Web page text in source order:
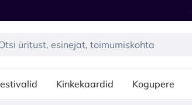
Kinkekaardid Kogupere